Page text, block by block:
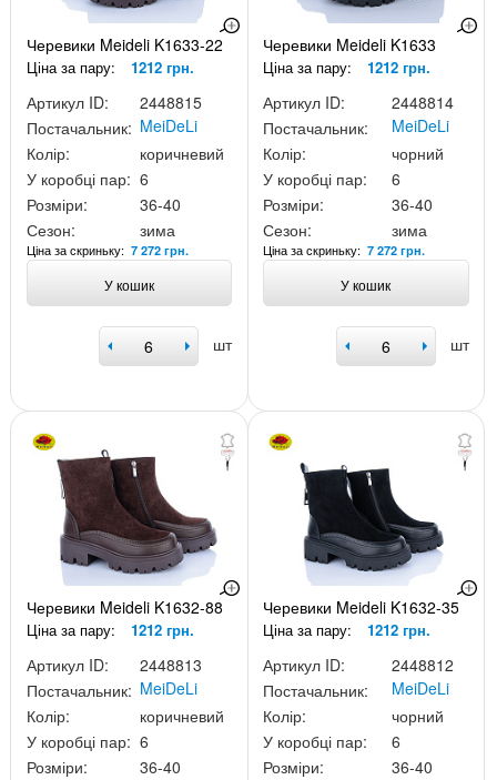
Черевики Meideli K1633-22
Ціна за пару: 1212 грн.
Артикул ID:
2448815
Постачальник: MeiDeLi
Колір:
коричневий
У коробці пар: 6
Розміри:
36-40
Сезон:
зима
Ціна за скриньку: 7 272 грн.
У кошик
шт
Черевики Meideli K1633
Ціна за пару: 1212 грн.
Артикул ID:
2448814
Постачальник:
MeiDeLi
Колір:
чорний
У коробці пар:
6
Розміри:
36-40
Сезон:
зима
Ціна за скриньку:7 272 грн.
У кошик
шт
Черевики Meideli K1632-88
Ціна за пару: 1212 грн.
Артикул ID:
2448813
Постачальник: MeiDeLi
Колір:
коричневий
У коробці пар: 6
Розміри:
36-40
Черевики Meideli K1632-35
Ціна за пару: 1212 грн.
Артикул ID:
2448812
Постачальник:
MeiDeLi
Колір:
чорний
У коробці пар:
6
Розміри:
36-40